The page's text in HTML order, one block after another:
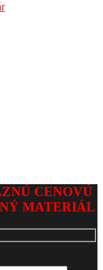
CENOVÚ
MATERIÁL